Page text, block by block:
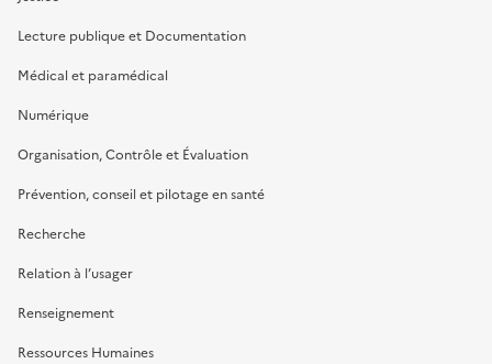
Lecture publique et Documentation
Médical et paramédical
Numérique
Organisation, Contrôle et Évaluation
Prévention, conseil et pilotage en santé
Recherche
Relation à l’usager
Renseignement
Ressources Humaines